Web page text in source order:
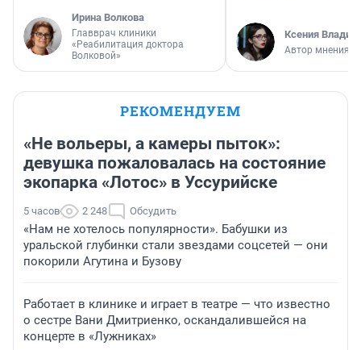
Ирина Волкова
Главврач клиники
«Реабилитация доктора
Волковой»
Ксения
Автор мнения
РЕКОМЕНДУЕМ
«Не вольеры, а камеры пыток»:
девушка пожаловалась на состояние
экопарка «Лотос» в Уссурийске
5 часов 2 248 Обсудить
«Нам не хотелось популярности». Бабушки из
уральской глубинки стали звездами соцсетей — они
покорили Агутина и Бузову
Работает в клинике и играет в театре — что известно
о сестре Вани Дмитриенко, оскандалившейся на
концерте в «Лужниках»